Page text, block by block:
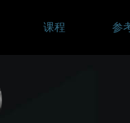
课程 参